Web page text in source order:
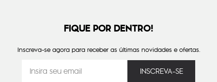
FIQUE POR DENTRO!
Inscreva-se agora para receber as últimas novidades e ofertas.